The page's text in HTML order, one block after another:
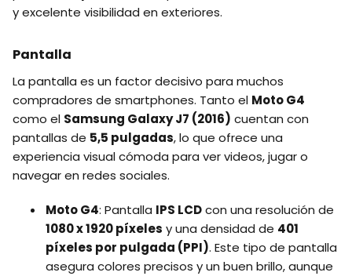
y excelente visibilidad en exteriores.
Pantalla
La pantalla es un factor decisivo para muchos
compradores de smartphones. Tanto el Moto G4
como el Samsung Galaxy J7 (2016) cuentan con
pantallas de 5,5 pulgadas, lo que ofrece una
experiencia visual cómoda para ver videos, jugar o
navegar en redes sociales.
Moto G4: Pantalla IPS LCDcon una resolución de
1080 x 1920 píxeles y una densidad de 401
píxeles por pulgada (PPI). Este tipo de pantalla
asegura colores precisos y un buen brillo, aunque